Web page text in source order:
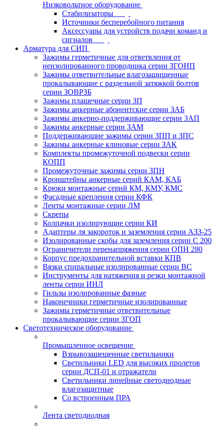
Низковольтное оборудование
Стабилизаторы
Источники бесперебойного питания
Аксессуары для устройств подачи команд и
сигналов
Арматура для СИП
Зажимы герметичные для ответвления от
неизолированного проводника серии ЗГОНП
Зажимы ответвительные влагозащищенные
прокалывающие с раздельной затяжкой болтов
серии ЗОВРЗБ
Зажимы плашечные серии ЗП
Зажимы анкерные абонентские серии ЗАБ
Зажимы анкерно-поддерживающие серии ЗАП
Зажимы анкерные серии ЗАМ
Поддерживающие зажимы серии ЗПП и ЗПС
Зажимы анкерные клиновые серии ЗАК
Комплекты промежуточной подвески серии
КОПП
Промежуточные зажимы серии ЗПН
Кронштейны анкерные серий КАМ, КАБ
Крюки монтажные серий КМ, КМУ, КМС
Фасадные крепления серии КФК
Ленты монтажные серии ЛМ
Скрепы
Колпачки изолирующие серии КИ
Адаптеры ля закороток и заземления серии АЗЗ-25
Изолированные скобы для заземления серии С 200
Ограничители перенапряжения серии ОПН 280
Корпус предохранительной вставки КПВ
Вязки спиральные изолированные серии ВС
Инструменты для натяжения и резки монтажной
ленты серии ИНЛ
Гильзы изолированные фазные
Наконечники герметичные изолированные
Зажимы герметичные ответвительные
прокалывающие серии ЗГОП
Светотехническое оборудование
Промышленное освещение
Взрывозащещенные светильники
Светильники LED для высоких пролетов
серии ДСП-01 и отражатели
Светильники линейные светодиодные
влагозащитные
Со встроенным ПРА
Лента светодиодная